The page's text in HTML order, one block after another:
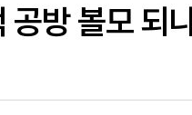
공방 볼모 되